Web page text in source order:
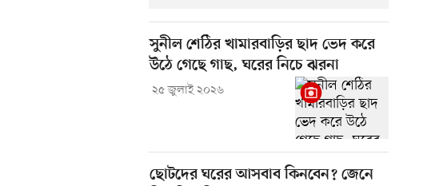
সুনীল শেঠির খামারবাড়ির ছাদ ভেদ করে
উঠে গেছে গাছ, ঘরের নিচে ঝরনা
২৫ জুলাই ২০২৬
ছোটদের ঘরের আসবাব কিনবেন? জেনে